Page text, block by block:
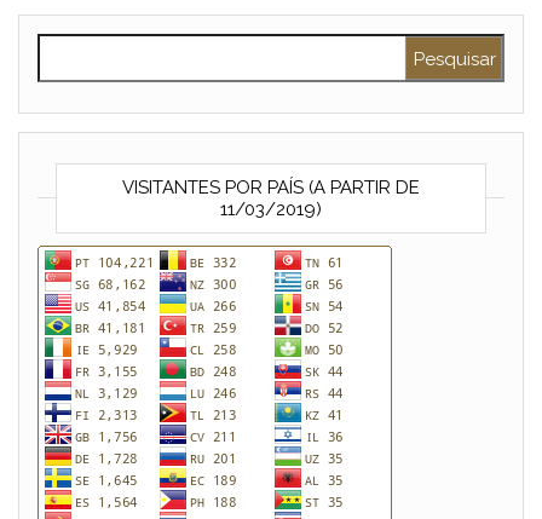
VISITANTES POR PAÍS (A PARTIR DE
11/03/2019)